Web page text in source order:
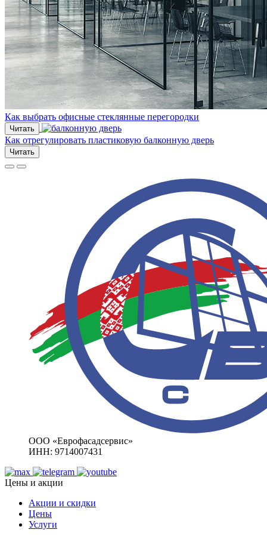
Как выбрать офисные стеклянные перегородки
Читать
Как отрегулировать пластиковую балконную дверь
Читать
ООО «Еврофасадсервис»
ИНН: 9714007431
Цены и акции
Акции и скидки
Цены
Услуги